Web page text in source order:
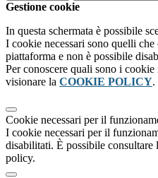
Gestione cookie
In questa schermata è possibile
I cookie necessari sono quelli
piattaforma e non è possibile
Per conoscere quali sono i
visionare la COOKIE POLICY.
Cookie necessari per il
I cookie necessari per il
disabilitati. È possibile
policy.